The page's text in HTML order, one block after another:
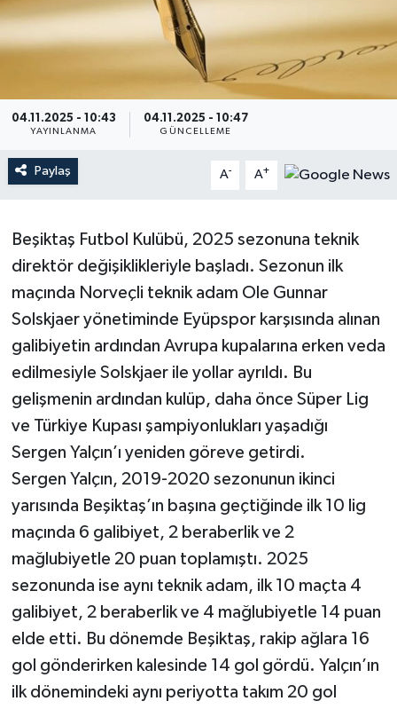
04.11.2025 - 10:43
YAYINLANMA
04.11.2025 - 10:47
GÜNCELLEME
Paylaş A- A+
Beşiktaş Futbol Kulübü, 2025 sezonuna teknik
direktör değişiklikleriyle başladı. Sezonun ilk
maçında Norveçli teknik adam Ole Gunnar
Solskjaer yönetiminde Eyüpspor karşısında alınan
galibiyetin ardından Avrupa kupalarına erken veda
edilmesiyle Solskjaer ile yollar ayrıldı. Bu
gelişmenin ardından kulüp, daha önce Süper Lig
ve Türkiye Kupası şampiyonlukları yaşadığı
Sergen Yalçın’ı yeniden göreve getirdi.
Sergen Yalçın, 2019-2020 sezonunun ikinci
yarısında Beşiktaş’ın başına geçtiğinde ilk 10 lig
maçında 6 galibiyet, 2 beraberlik ve 2
mağlubiyetle 20 puan toplamıştı. 2025
sezonunda ise aynı teknik adam, ilk 10 maçta 4
galibiyet, 2 beraberlik ve 4 mağlubiyetle 14 puan
elde etti. Bu dönemde Beşiktaş, rakip ağlara 16
gol gönderirken kalesinde 14 gol gördü. Yalçın’ın
ilk dönemindeki aynı periyotta takım 20 gol